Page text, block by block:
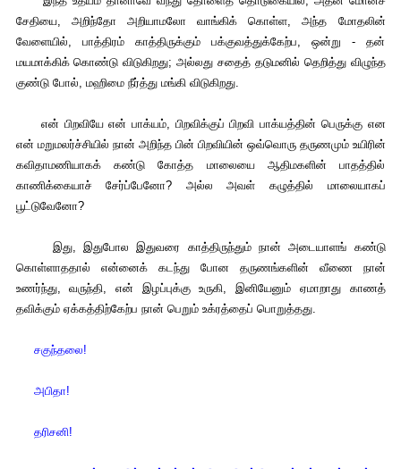
சேதியை, அறிந்தோ அறியாமலோ வாங்கிக் கொள்ள, அந்த மோதலின்
வேளையில், பாத்திரம் காத்திருக்கும் பக்குவத்துக்கேற்ப, ஒன்று - தன்
மயமாக்கிக் கொண்டு விடுகிறது; அல்லது சதைத் தடுமனில் தெறித்து விழுந்த
குண்டு போல், மஹிமை நீர்த்து மங்கி விடுகிறது.
என் பிறவியே என் பாக்யம், பிறவிக்குப் பிறவி பாக்யத்தின் பெருக்கு என
என் மறுமலர்ச்சியில் நான் அறிந்த பின் பிறவியின் ஒவ்வொரு தருணமும் உயிரின்
கவிதாமணியாகக் கண்டு கோத்த மாலையை ஆதிமகளின் பாதத்தில்
காணிக்கையாச் சேர்ப்பேனோ? அல்ல அவள் கழுத்தில் மாலையாகப்
பூட்டுவேனோ?
இது, இதுபோல இதுவரை காத்திருந்தும் நான் அடையாளங் கண்டு
கொள்ளாததால் என்னைக் கடந்து போன தருணங்களின் வீணை நான்
உணர்ந்து, வருந்தி, என் இழப்புக்கு உருகி, இனியேனும் ஏமாறாது காணத்
தவிக்கும் ஏக்கத்திற்கேற்ப நான் பெறும் உக்ரத்தைப் பொறுத்தது.
சகுந்தலை!
அபிதா!
தரிசனி!